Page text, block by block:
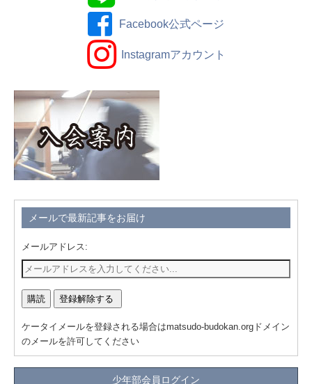
Facebook公式ページ
Instagramアカウント
メールで最新記事をお届け
メールアドレス:
ケータイメールを登録される場合はmatsudo-budokan.orgドメイン
のメールを許可してください
少年部会員ログイン